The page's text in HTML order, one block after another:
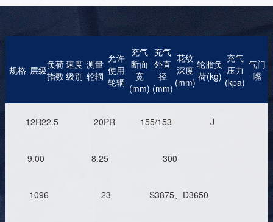
规格 层级负荷
指数
速度
级别
测量
轮辋
允许
使用
轮辋
充气
断面
宽
(mm)
充气
外直
径
(mm)
花纹
深度
(mm)
轮胎负
荷(kg)
充气
压力
(kpa)
气门
嘴
12R22.5 20PR 155/153 J
9.00 8.25 300
1096 23 S3875、D3650